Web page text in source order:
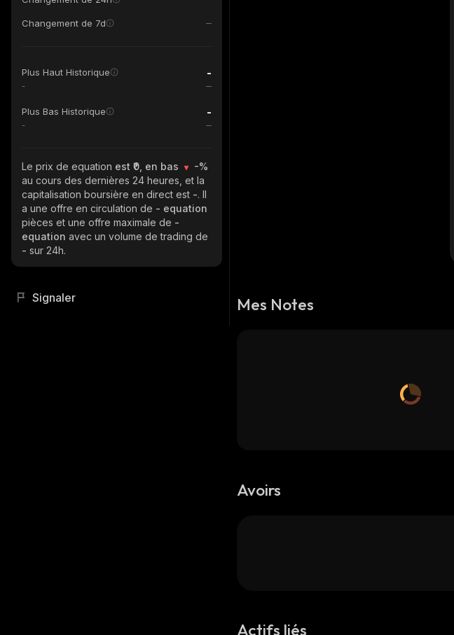
Changement de 7d
Plus Haut Historique -
-
Plus Bas Historique -
-
Le prix de equation est ₹0, en bas
-%
au cours des dernières 24 heures, et la
capitalisation boursière en direct est -. Il
a une offre en circulation de - equation
pièces et une offre maximale de -
equation avec un volume de trading de
- sur 24h.
Signaler Mes Notes
Avoirs
Actifs liés